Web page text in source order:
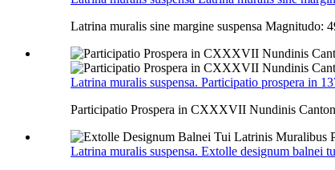
Latrina muralis sine margine suspensa Magnitudo:
Latrina muralis suspensa. Participatio prospera in
Participatio Prospera in CXXXVII Nundinis
Latrina muralis suspensa. Extolle designum balnei